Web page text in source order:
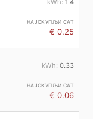
€ 0.25
0.33
€ 0.06